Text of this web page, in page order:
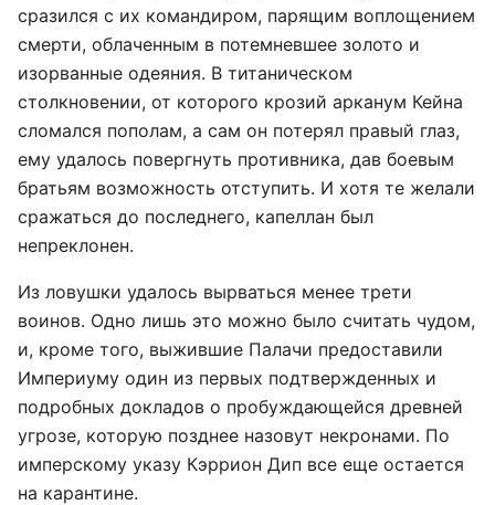
сразился с их командиром, парящим воплощением
смерти, облаченным в потемневшее золото и
изорванные одеяния. В титаническом
столкновении, от которого крозий арканум Кейна
сломался пополам, а сам он потерял правый глаз,
ему удалось повергнуть противника, дав боевым
братьям возможность отступить. И хотя те желали
сражаться до последнего, капеллан был
непреклонен.
Из ловушки удалось вырваться менее трети
воинов. Одно лишь это можно было считать чудом,
и, кроме того, выжившие Палачи предоставили
Империуму один из первых подтвержденных и
подробных докладов о пробуждающейся древней
угрозе, которую позднее назовут некронами. По
имперскому указу Кэррион Дип все еще остается
на карантине.